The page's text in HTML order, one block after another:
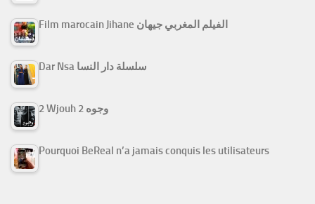
Film marocain Jihane الفيلم المغربي جيهان
Dar Nsa سلسلة دار النسا
2 Wjouh 2 وجوه
Pourquoi BeReal n’a jamais conquis les utilisateurs